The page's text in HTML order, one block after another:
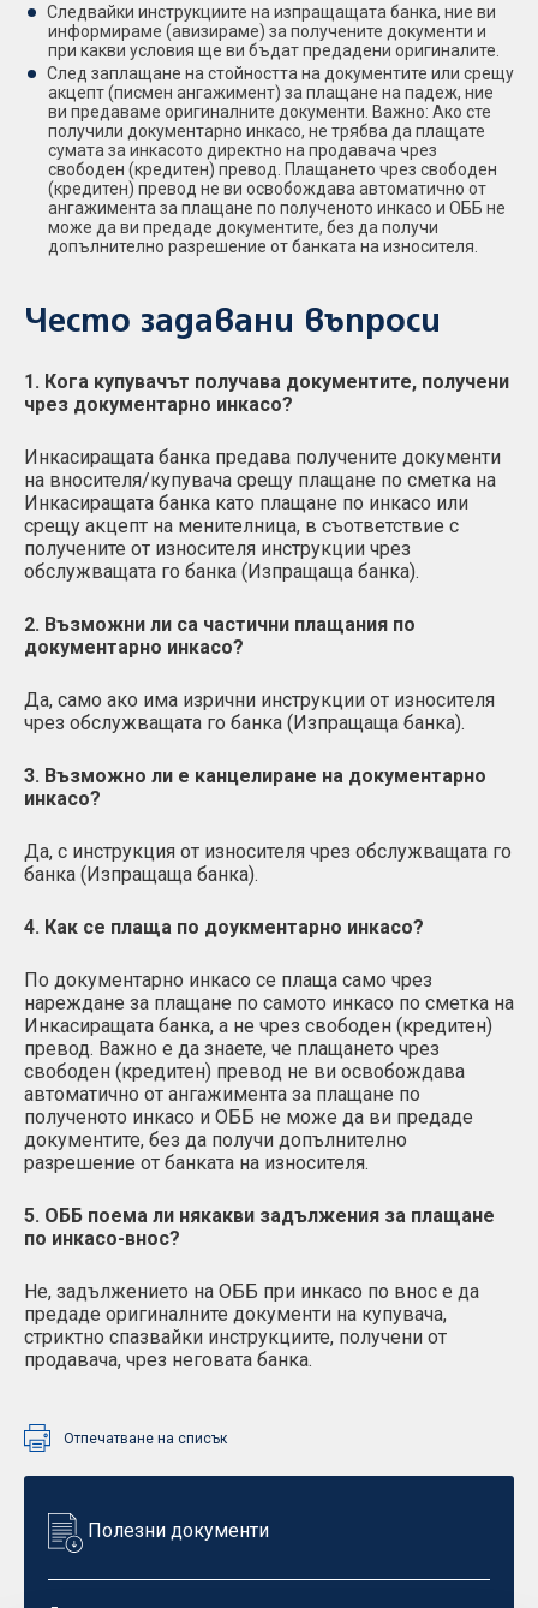
Следвайки инструкциите на изпращащата банка, ние ви
информираме (авизираме) за получените документи и
при какви условия ще ви бъдат предадени оригиналите.
След заплащане на стойността на документите или срещу
акцепт (писмен ангажимент) за плащане на падеж, ние
ви предаваме оригиналните документи. Важно: Ако сте
получили документарно инкасо, не трябва да плащате
сумата за инкасото директно на продавача чрез
свободен (кредитен) превод. Плащането чрез свободен
(кредитен) превод не ви освобождава автоматично от
ангажимента за плащане по полученото инкасо и ОББ не
може да ви предаде документите, без да получи
допълнително разрешение от банката на износителя.
Често задавани въпроси
1. Кога купувачът получава документите, получени
чрез документарно инкасо?
Инкасиращата банка предава получените документи
на вносителя/купувача срещу плащане по сметка на
Инкасиращата банка като плащане по инкасо или
срещу акцепт на менителница, в съответствие с
получените от износителя инструкции чрез
обслужващата го банка (Изпращаща банка).
2. Възможни ли са частични плащания по
документарно инкасо?
Да, само ако има изрични инструкции от износителя
чрез обслужващата го банка (Изпращаща банка).
3. Възможно ли е канцелиране на документарно
инкасо?
Да, с инструкция от износителя чрез обслужващата го
банка (Изпращаща банка).
4. Как се плаща по доукментарно инкасо?
По документарно инкасо се плаща само чрез
нареждане за плащане по самото инкасо по сметка на
Инкасиращата банка, а не чрез свободен (кредитен)
превод. Важно е да знаете, че плащането чрез
свободен (кредитен) превод не ви освобождава
автоматично от ангажимента за плащане по
полученото инкасо и ОББ не може да ви предаде
документите, без да получи допълнително
разрешение от банката на износителя.
5. ОББ поема ли някакви задължения за плащане
по инкасо-внос?
Не, задължението на ОББ при инкасо по внос е да
предаде оригиналните документи на купувача,
стриктно спазвайки инструкциите, получени от
продавача, чрез неговата банка.
Отпечатване на списък
Полезни документи